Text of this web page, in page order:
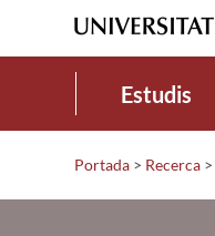
Estudis
Portada > Recerca >